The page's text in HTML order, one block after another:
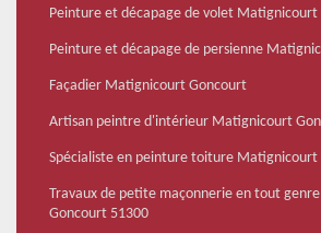
Peinture et décapage de volet Matignicourt
Peinture et décapage de persienne
Façadier Matignicourt Goncourt
Artisan peintre d'intérieur Matignicourt
Spécialiste en peinture toiture Matignicourt
Travaux de petite maçonnerie en tout
Goncourt 51300